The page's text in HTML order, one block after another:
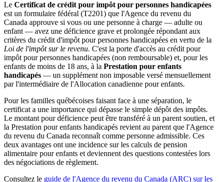
Le Certificat de crédit pour impôt pour personnes handicapées
est un formulaire fédéral (T2201) que l'Agence du revenu du
Canada approuve si vous ou une personne à charge — adulte ou
enfant — avez une déficience grave et prolongée répondant aux
critères du crédit d'impôt pour personnes handicapées en vertu de la
Loi de l'impôt sur le revenu. C'est la porte d'accès au crédit pour
impôt pour personnes handicapées (non remboursable) et, pour les
enfants de moins de 18 ans, à la Prestation pour enfants
handicapés — un supplément non imposable versé mensuellement
par l'intermédiaire de l'Allocation canadienne pour enfants.
Pour les familles québécoises faisant face à une séparation, le
certificat a une importance qui dépasse le simple dépôt des impôts.
Le montant pour déficience peut être transféré à un parent soutien, et
la Prestation pour enfants handicapés revient au parent que l'Agence
du revenu du Canada reconnaît comme personne admissible. Ces
deux avantages ont une incidence sur les calculs de pension
alimentaire pour enfants et deviennent des questions contestées lors
des négociations de règlement.
Consultez le guide de l'Agence du revenu du Canada (ARC) sur les